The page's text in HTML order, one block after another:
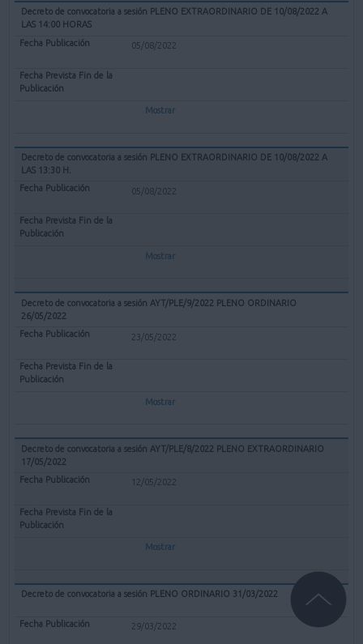
Decreto de convocatoria a sesión PLENO EXTRAORDINARIO DE 10/08/2022 A
LAS 14:00 HORAS
05/08/2022
Mostrar
Decreto de convocatoria a sesión PLENO EXTRAORDINARIO DE 10/08/2022 A
LAS 13:30 H.
05/08/2022
Mostrar
Decreto de convocatoria a sesión AYT/PLE/9/2022 PLENO ORDINARIO
26/05/2022
23/05/2022
Mostrar
Decreto de convocatoria a sesión AYT/PLE/8/2022 PLENO EXTRAORDINARIO
17/05/2022
12/05/2022
Mostrar
Decreto de convocatoria a sesión PLENO ORDINARIO 31/03/2022
29/03/2022